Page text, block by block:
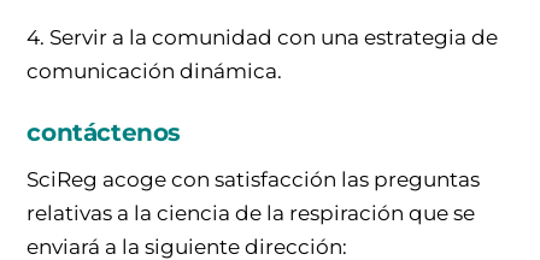
4. Servir a la comunidad con una estrategia de
comunicación dinámica.
contáctenos
SciReg acoge con satisfacción las preguntas
relativas a la ciencia de la respiración que se
enviará a la siguiente dirección: